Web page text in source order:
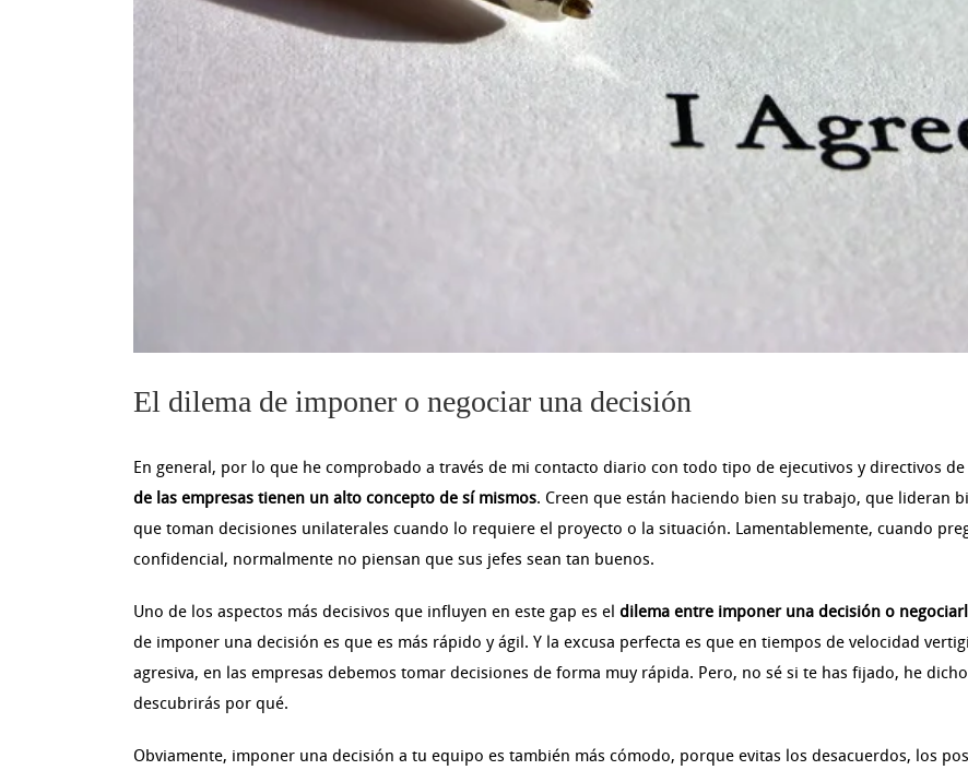
El dilema de imponer o negociar una decisión
En general, por lo que he comprobado a través de mi contacto diario con todo tipo de ejecutivos y directivos
de las empresas tienen un alto concepto de sí mismos. Creen que están haciendo bien su trabajo, que lideran
que toman decisiones unilaterales cuando lo requiere el proyecto o la situación. Lamentablemente, cuando
confidencial, normalmente no piensan que sus jefes sean tan buenos.
Uno de los aspectos más decisivos que influyen en este gap es el dilema entre imponer una decisión o
de imponer una decisión es que es más rápido y ágil. Y la excusa perfecta es que en tiempos de velocidad
agresiva, en las empresas debemos tomar decisiones de forma muy rápida. Pero, no sé si te has fijado, he
descubrirás por qué.
Obviamente, imponer una decisión a tu equipo es también más cómodo, porque evitas los desacuerdos, los